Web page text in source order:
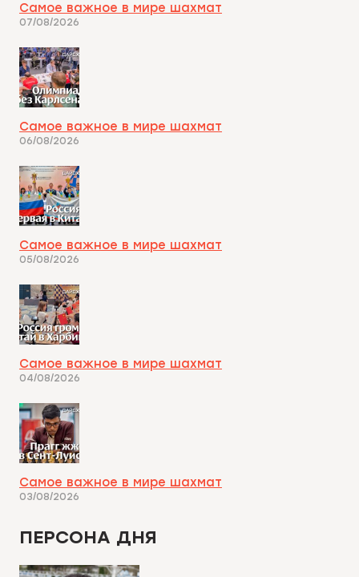
Самое важное в мире шахмат
07/08/2026
Самое важное в мире шахмат
06/08/2026
Самое важное в мире шахмат
05/08/2026
Самое важное в мире шахмат
04/08/2026
Самое важное в мире шахмат
03/08/2026
ПЕРСОНА ДНЯ